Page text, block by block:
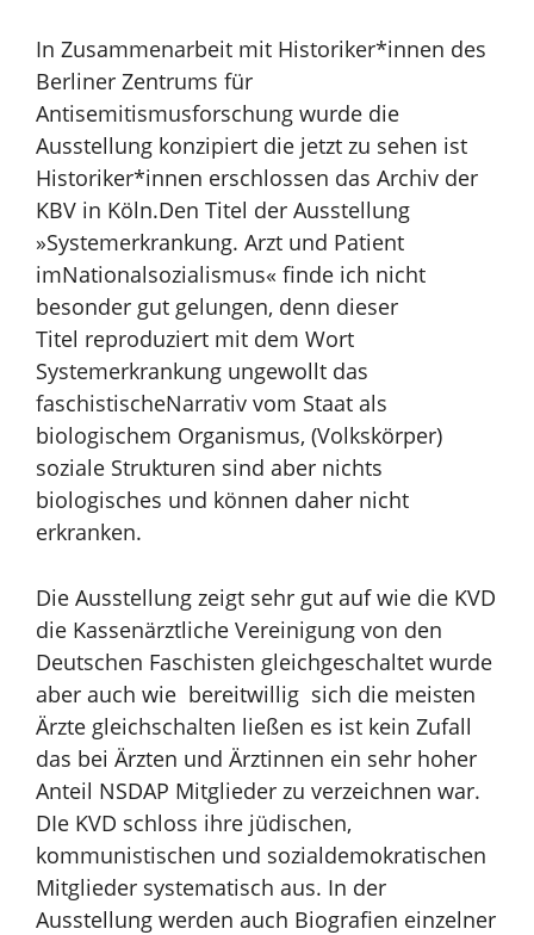
In Zusammenarbeit mit Historiker*innen des
Berliner Zentrums für
Antisemitismusforschung wurde die
Ausstellung konzipiert die jetzt zu sehen ist
Historiker*innen erschlossen das Archiv der
KBV in Köln.Den Titel der Ausstellung
»Systemerkrankung. Arzt und Patient
imNationalsozialismus« finde ich nicht
besonder gut gelungen, denn dieser
Titel reproduziert mit dem Wort
Systemerkrankung ungewollt das
faschistischeNarrativ vom Staat als
biologischem Organismus, (Volkskörper)
soziale Strukturen sind aber nichts
biologisches und können daher nicht
erkranken.
Die Ausstellung zeigt sehr gut auf wie die KVD
die Kassenärztliche Vereinigung von den
Deutschen Faschisten gleichgeschaltet wurde
aber auch wie bereitwillig sich die meisten
Ärzte gleichschalten ließen es ist kein Zufall
das bei Ärzten und Ärztinnen ein sehr hoher
Anteil NSDAP Mitglieder zu verzeichnen war.
DIe KVD schloss ihre jüdischen,
kommunistischen und sozialdemokratischen
Mitglieder systematisch aus. In der
Ausstellung werden auch Biografien einzelner